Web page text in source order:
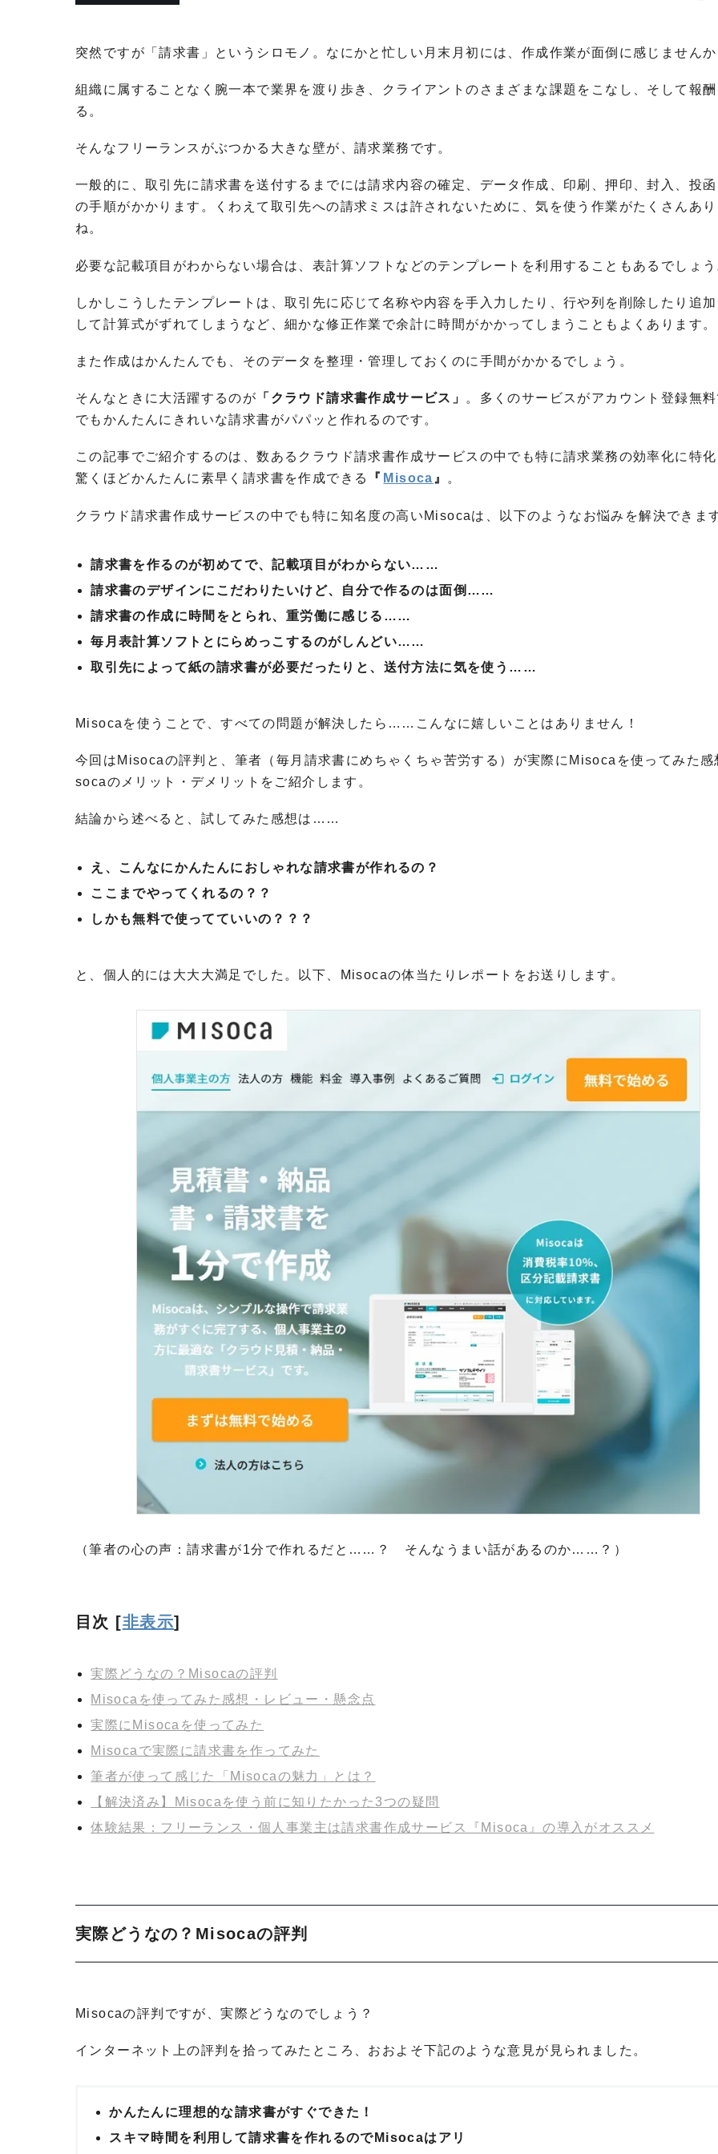
突然ですが「請求書」というシロモノ。なにかと忙しい月末月初には、作成作業が面倒に感じません
組織に属することなく腕一本で業界を渡り歩き、クライアントのさまざまな課題をこなし、そして報
る。
そんなフリーランスがぶつかる大きな壁が、請求業務です。
一般的に、取引先に請求書を送付するまでには請求内容の確定、データ作成、印刷、押印、封入、投
の手順がかかります。くわえて取引先への請求ミスは許されないために、気を使う作業がたくさんあ
ね。
必要な記載項目がわからない場合は、表計算ソフトなどのテンプレートを利用することもあるでしょ
しかしこうしたテンプレートは、取引先に応じて名称や内容を手入力したり、行や列を削除したり追
して計算式がずれてしまうなど、細かな修正作業で余計に時間がかかってしまうこともよくあります。
また作成はかんたんでも、そのデータを整理・管理しておくのに手間がかかるでしょう。
そんなときに大活躍するのが 「クラウド請求書作成サービス」
。多くのサービスがアカウント登録無
でもかんたんにきれいな請求書がパパッと作れるのです。
この記事でご紹介するのは、数あるクラウド請求書作成サービスの中でも特に請求業務の効率化に特
驚くほどかんたんに素早く請求書を作成できる
『 Misoca 』 。
クラウド請求書作成サービスの中でも特に知名度の高いMisocaは、以下のようなお悩みを解決できま
請求書を作るのが初めてで、記載項目がわからない……
請求書のデザインにこだわりたいけど、自分で作るのは面倒……
請求書の作成に時間をとられ、重労働に感じる……
毎月表計算ソフトとにらめっこするのがしんどい……
取引先によって紙の請求書が必要だったりと、送付方法に気を使う……
Misocaを使うことで、すべての問題が解決したら……こんなに嬉しいことはありません！
今回はMisocaの評判と、筆者（毎月請求書にめちゃくちゃ苦労する）が実際にMisocaを使ってみた
socaのメリット・デメリットをご紹介します。
結論から述べると、試してみた感想は……
え、こんなにかんたんにおしゃれな請求書が作れるの？
ここまでやってくれるの？？
しかも無料で使ってていいの？？？
と、個人的には大大大満足でした。以下、Misocaの体当たりレポートをお送りします。
（筆者の心の声：請求書が1分で作れるだと……？ そんなうまい話があるのか……？）
目次 [非表示]
実際どうなの？Misocaの評判
Misocaを使ってみた感想・レビュー・懸念点
実際にMisocaを使ってみた
Misocaで実際に請求書を作ってみた
筆者が使って感じた「Misocaの魅力」とは？
【解決済み】Misocaを使う前に知りたかった3つの疑問
体験結果：フリーランス・個人事業主は請求書作成サービス『Misoca』の導入がオススメ
実際どうなの？Misocaの評判
Misocaの評判ですが、実際どうなのでしょう？
インターネット上の評判を拾ってみたところ、おおよそ下記のような意見が見られました。
かんたんに理想的な請求書がすぐできた！
スキマ時間を利用して請求書を作れるのでMisocaはアリ